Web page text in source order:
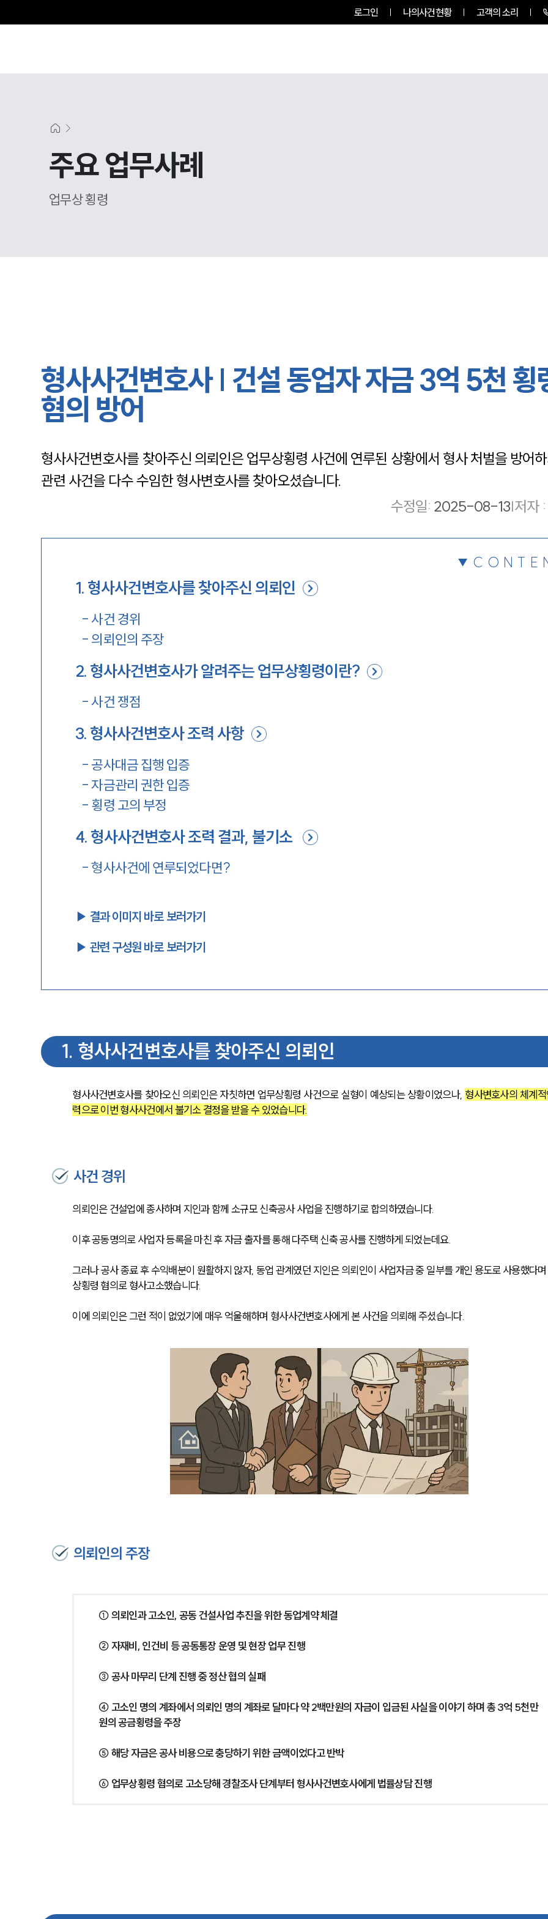
로그인 나의사건현황 고객의 소리
주요 업무사례
업무상 횡령
형사사건변호사 | 건설 동업자 자금 3억 5천 횡
혐의 방어
형사사건변호사를 찾아주신 의뢰인은 업무상횡령 사건에 연루된 상황에서 형사 처벌을 방어
관련 사건을 다수 수임한 형사변호사를 찾아오셨습니다.
수정일: 2025-08-13|저자 :
1. 형사사건변호사를 찾아주신 의뢰인
-사건 경위
- 의뢰인의 주장
2. 형사사건변호사가 알려주는 업무상횡령이란?
-사건 쟁점
3. 형사사건변호사 조력 사항
-공사대금 집행 입증
-자금관리 권한 입증
- 횡령 고의 부정
4. 형사사건변호사 조력 결과, 불기소
-형사사건에 연루되었다면?
▶︎ 결과 이미지 바로 보러가기
▶︎ 관련 구성원 바로 보러가기
1. 형사사건변호사를 찾아주신 의뢰인
형사사건변호사를 찾아오신 의뢰인은 자칫하면 업무상횡령 사건으로 실형이 예상되는 상황이었으나, 형사변호사의 체계
력으로 이번 형사사건에서 불기소 결정을 받을 수 있었습니다.
사건 경위
의뢰인은 건설업에 종사하며 지인과 함께 소규모 신축공사 사업을 진행하기로 합의하였습니다.
이후 공동명의로 사업자 등록을 마친 후 자금 출자를 통해 다주택 신축 공사를 진행하게 되었는데요.
그러나 공사 종료 후 수익배분이 원활하지 않자, 동업 관계였던 지인은 의뢰인이 사업자금 중 일부를 개인 용도로 사용했다
상횡령 혐의로 형사고소했습니다.
이에 의뢰인은 그런 적이 없었기에 매우 억울해하며 형사사건변호사에게 본 사건을 의뢰해 주셨습니다.
의뢰인의 주장
① 의뢰인과 고소인, 공동 건설사업 추진을 위한 동업계약 체결
② 자재비, 인건비 등 공동통장 운영 및 현장 업무 진행
③ 공사 마무리 단계 진행 중 정산 협의 실패
④ 고소인 명의 계좌에서 의뢰인 명의 계좌로 달마다 약 2백만원의 자금이 입금된 사실을 이야기 하며 총 3억 5천만
원의 공금횡령을 주장
⑤ 해당 자금은 공사 비용으로 충당하기 위한 금액이었다고 반박
⑥ 업무상횡령 혐의로 고소당해 경찰조사 단계부터 형사사건변호사에게 법률상담 진행